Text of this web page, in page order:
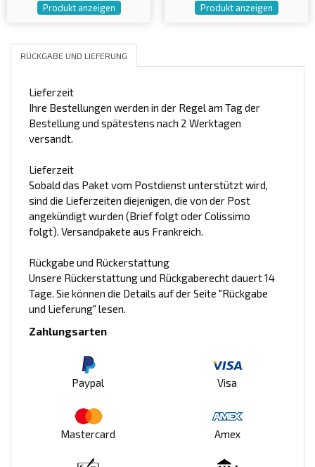
Produkt anzeigen Produkt anzeigen
RÜCKGABE UND LIEFERUNG
Lieferzeit
Ihre Bestellungen werden in der Regel am Tag der
Bestellung und spätestens nach 2 Werktagen
versandt.
Lieferzeit
Sobald das Paket vom Postdienst unterstützt wird,
sind die Lieferzeiten diejenigen, die von der Post
angekündigt wurden (Brief folgt oder Colissimo
folgt). Versandpakete aus Frankreich.
Rückgabe und Rückerstattung
Unsere Rückerstattung und Rückgaberecht dauert 14
Tage. Sie können die Details auf der Seite "Rückgabe
und Lieferung" lesen.
Zahlungsarten
Paypal Visa
Mastercard Amex